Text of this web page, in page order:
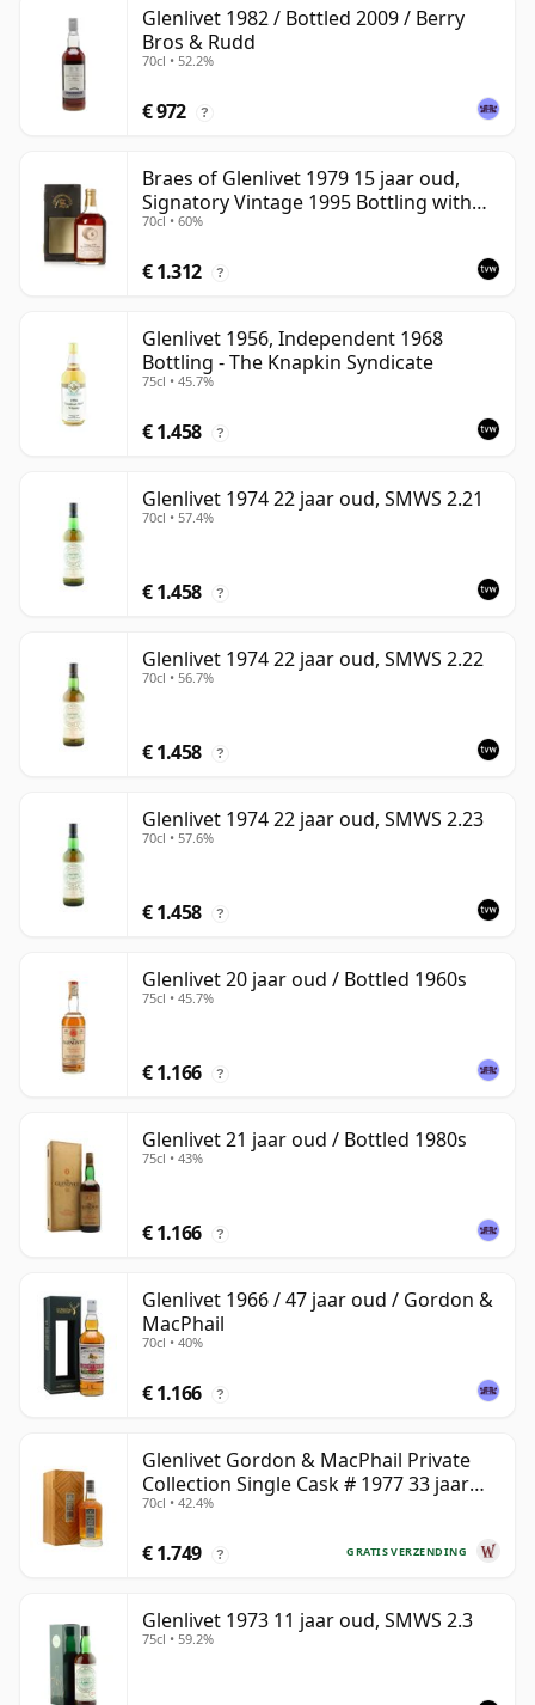
Glenlivet 1982 / Bottled 2009 / Berry
Bros & Rudd
70cl • 52.2%
€ 972 ?
Braes of Glenlivet 1979 15 jaar oud,
Signatory Vintage 1995 Bottling with
Case - Cask 16040
70cl • 60%
€ 1.312 ?
Glenlivet 1956, Independent 1968
Bottling - The Knapkin Syndicate
75cl • 45.7%
€ 1.458 ?
Glenlivet 1974 22 jaar oud, SMWS 2.21
70cl • 57.4%
€ 1.458 ?
Glenlivet 1974 22 jaar oud, SMWS 2.22
70cl • 56.7%
€ 1.458 ?
Glenlivet 1974 22 jaar oud, SMWS 2.23
70cl • 57.6%
€ 1.458 ?
Glenlivet 20 jaar oud / Bottled 1960s
75cl • 45.7%
€ 1.166 ?
Glenlivet 21 jaar oud / Bottled 1980s
75cl • 43%
€ 1.166 ?
Glenlivet 1966 / 47 jaar oud / Gordon &
MacPhail
70cl • 40%
€ 1.166 ?
Glenlivet Gordon & MacPhail Private
Collection Single Cask # 1977 33 jaar
oud
70cl • 42.4%
GRATIS VERZENDING
€ 1.749 ?
Glenlivet 1973 11 jaar oud, SMWS 2.3
75cl • 59.2%